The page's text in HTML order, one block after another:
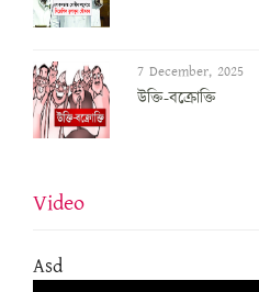
7 December, 2025
উক্তি-বক্ৰোক্তি
Video
Asd